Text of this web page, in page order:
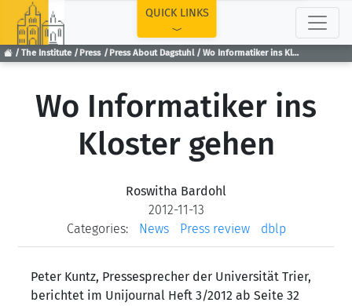
The Institute Press Press About Dagstuhl Wo Informatiker ins Kloster gehen
QUICK LINKS
Wo Informatiker ins
Kloster gehen
Roswitha Bardohl
2012-11-13
Categories:
News Press review dblp
Peter Kuntz, Pressesprecher der Universität Trier,
berichtet im Unijournal Heft 3/2012 ab Seite 32